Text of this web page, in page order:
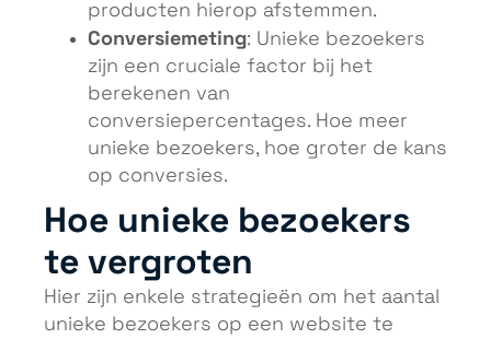
producten hierop afstemmen.
Conversiemeting: Unieke bezoekers
zijn een cruciale factor bij het
berekenen van
conversiepercentages. Hoe meer
unieke bezoekers, hoe groter de kans
op conversies.
Hoe unieke bezoekers
te vergroten
Hier zijn enkele strategieën om het aantal
unieke bezoekers op een website te